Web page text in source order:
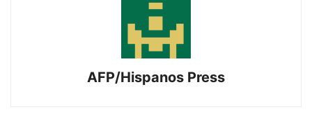
AFP/Hispanos Press